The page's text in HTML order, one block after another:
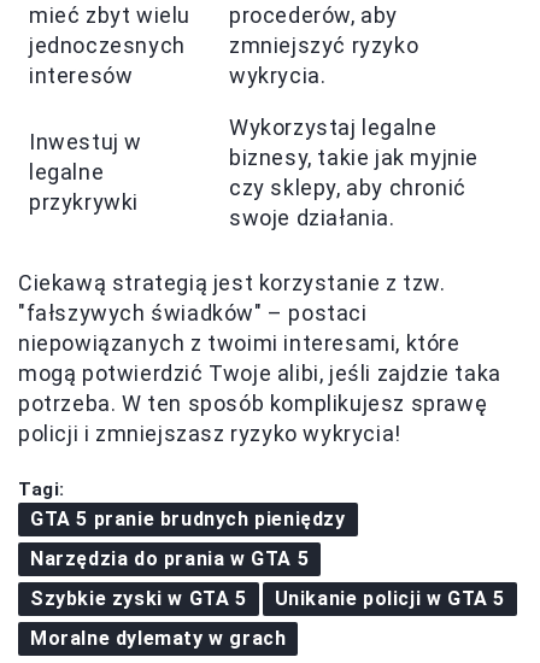
mieć zbyt wielu
jednoczesnych
interesów
procederów, aby
zmniejszyć ryzyko
wykrycia.
Inwestuj w
legalne
przykrywki
Wykorzystaj legalne
biznesy, takie jak myjnie
czy sklepy, aby chronić
swoje działania.
Ciekawą strategią jest korzystanie z tzw.
"fałszywych świadków" – postaci
niepowiązanych z twoimi interesami, które
mogą potwierdzić Twoje alibi, jeśli zajdzie taka
potrzeba. W ten sposób komplikujesz sprawę
policji i zmniejszasz ryzyko wykrycia!
Tagi:
GTA 5 pranie brudnych pieniędzy
Narzędzia do prania w GTA 5
Szybkie zyski w GTA 5
Unikanie policji w GTA 5
Moralne dylematy w grach